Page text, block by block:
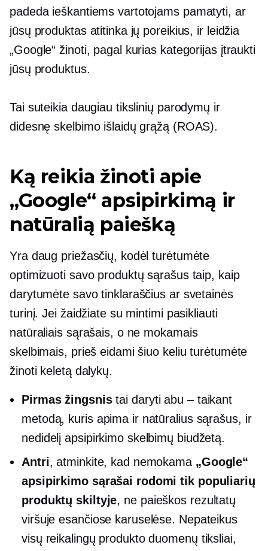
padeda ieškantiems vartotojams pamatyti, ar
jūsų produktas atitinka jų poreikius, ir leidžia
„Google“ žinoti, pagal kurias kategorijas įtraukti
jūsų produktus.
Tai suteikia daugiau tikslinių parodymų ir
didesnę skelbimo išlaidų grąžą (ROAS).
Ką reikia žinoti apie
„Google“ apsipirkimą ir
natūralią paiešką
Yra daug priežasčių, kodėl turėtumėte
optimizuoti savo produktų sąrašus taip, kaip
darytumėte savo tinklaraščius ar svetainės
turinį. Jei žaidžiate su mintimi pasikliauti
natūraliais sąrašais, o ne mokamais
skelbimais, prieš eidami šiuo keliu turėtumėte
žinoti keletą dalykų.
Pirmas žingsnistai daryti abu – taikant
metodą, kuris apima ir natūralius sąrašus, ir
nedidelį apsipirkimo skelbimų biudžetą.
Antri, atminkite, kad nemokama „Google“
apsipirkimo sąrašai rodomi tik populiarių
produktų skiltyje, ne paieškos rezultatų
viršuje esančiose karuselėse. Nepateikus
visų reikalingų produkto duomenų tiksliai,